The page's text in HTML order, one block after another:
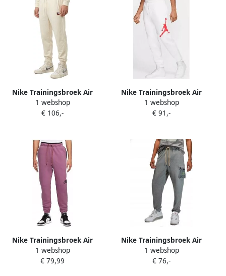
Nike Trainingsbroek Air
Jordan
1 webshop
€ 106,-
Nike Trainingsbroek Air
Jordan
1 webshop
€ 91,-
Nike Trainingsbroek Air
Jordan
1 webshop
€ 79,99
Nike Trainingsbroek Air
Jordan
1 webshop
€ 76,-